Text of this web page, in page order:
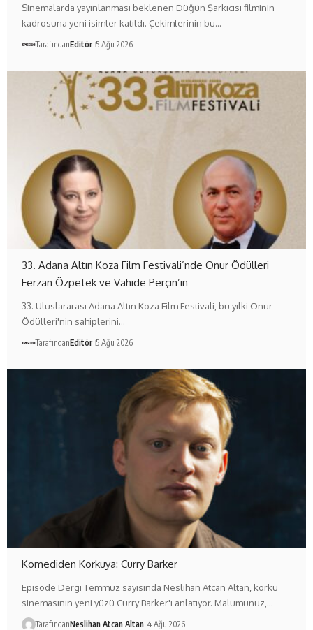
Sinemalarda yayınlanması beklenen Düğün Şarkıcısı filminin
kadrosuna yeni isimler katıldı. Çekimlerinin bu…
TarafındanEditör 5 Ağu 2026
33. Adana Altın Koza Film Festivali’nde Onur Ödülleri
Ferzan Özpetek ve Vahide Perçin’in
33. Uluslararası Adana Altın Koza Film Festivali, bu yılki Onur
Ödülleri'nin sahiplerini…
TarafındanEditör 5 Ağu 2026
Komediden Korkuya: Curry Barker
Episode Dergi Temmuz sayısında Neslihan Atcan Altan, korku
sinemasının yeni yüzü Curry Barker'ı anlatıyor. Malumunuz,…
TarafındanNeslihan Atcan Altan 4 Ağu 2026